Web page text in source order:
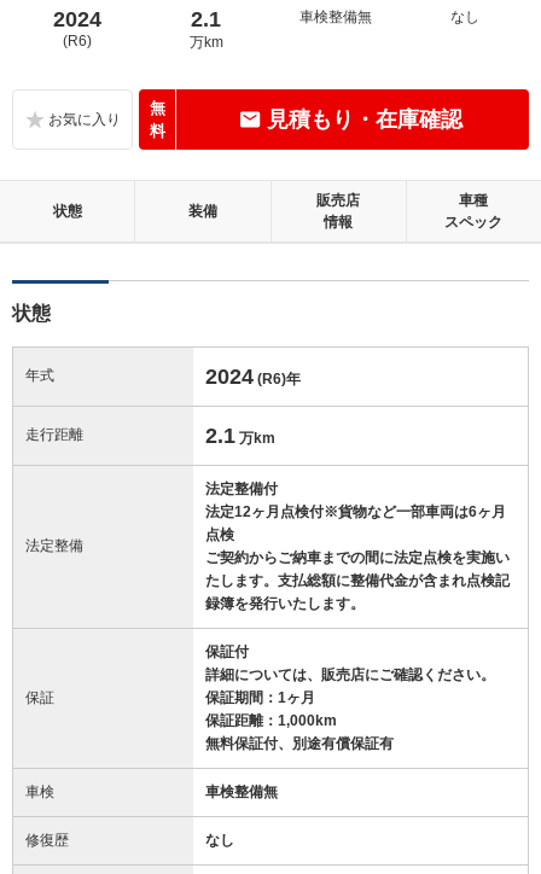
2024
(R6)
2.1
万km
車検整備無
なし
無
料
見積もり・在庫確認
状態 装備
販売店
情報
車種
スペック
状態
年式 2024 (R6)年
走行距離 2.1 万km
法定整備
法定整備付
法定12ヶ月点検付※貨物など一部車両は6ヶ月
点検
ご契約からご納車までの間に法定点検を実施い
たします。支払総額に整備代金が含まれ点検記
録簿を発行いたします。
保証
保証付
詳細については、販売店にご確認ください。
保証期間：1ヶ月
保証距離：1,000km
無料保証付、別途有償保証有
車検 車検整備無
修復歴 なし